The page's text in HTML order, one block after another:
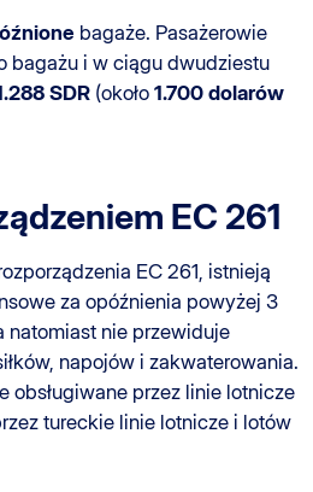
bagaże. Pasażerowie
bagażu i w ciągu dwudziestu
SDR (około 1.700 dolarów
EC 261
EC 261, istnieją
za opóźnienia powyżej 3
natomiast nie przewiduje
napojów i zakwaterowania.
obsługiwane przez linie lotnicze
tureckie linie lotnicze i lotów